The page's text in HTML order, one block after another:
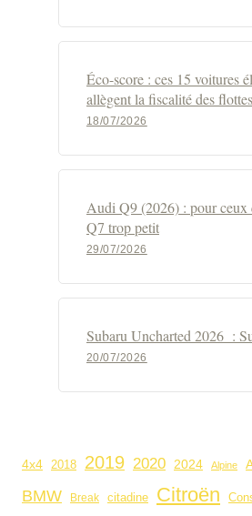
Éco-score : ces 15 voitures
allègent la fiscalité des
18/07/2026
Audi Q9 (2026) : pour ceux
Q7 trop petit
29/07/2026
Subaru Uncharted 2026 :
20/07/2026
4x4 2018 2019 2020 2024 Alpine
BMW Break citadine Citroën